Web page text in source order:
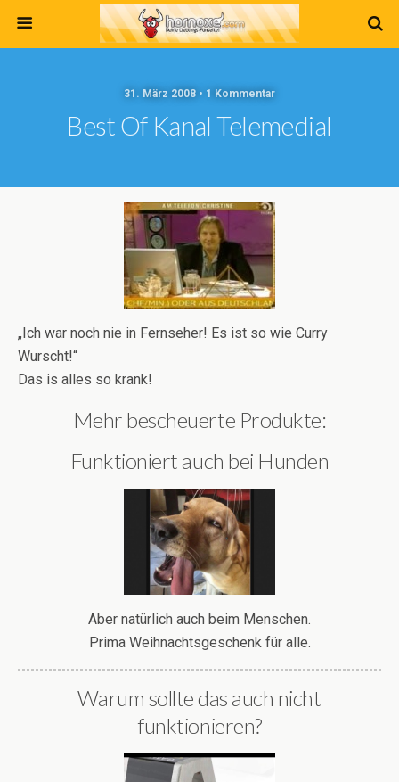
31. März 2008 • 1 Kommentar
Best Of Kanal Telemedial
„Ich war noch nie in Fernseher! Es ist so wie Curry
Wurscht!“
Das is alles so krank!
Mehr bescheuerte Produkte:
Funktioniert auch bei Hunden
Aber natürlich auch beim Menschen.
Prima Weihnachtsgeschenk für alle.
Warum sollte das auch nicht
funktionieren?